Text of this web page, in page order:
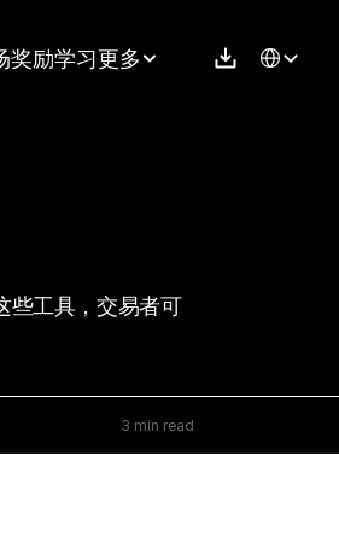
奖励学习更多 Select
些工具，交易者可
3 min read